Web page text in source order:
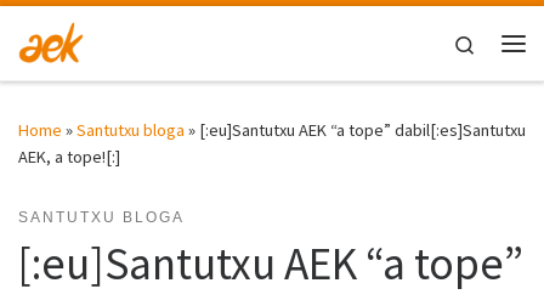
Skip to content
Search
Home »Santutxu bloga » [:eu]Santutxu AEK “a tope” dabil[:es]Santutxu
AEK, a tope![:]
SANTUTXU BLOGA
[:eu]Santutxu AEK “a tope”